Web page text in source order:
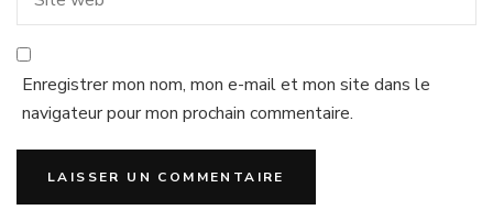
Enregistrer mon nom, mon e-mail et mon site dans le
navigateur pour mon prochain commentaire.